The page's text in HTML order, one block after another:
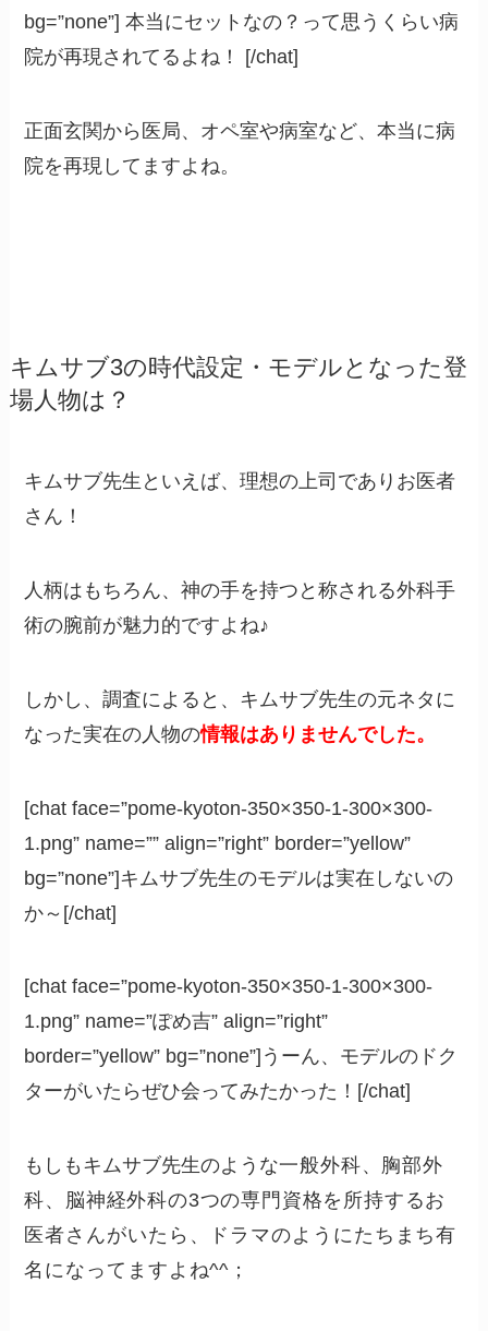
bg=”none”] 本当にセットなの？って思うくらい病
院が再現されてるよね！ [/chat]
正面玄関から医局、オペ室や病室など、本当に病
院を再現してますよね。
キムサブ3の時代設定・モデルとなった登
場人物は？
キムサブ先生といえば、理想の上司でありお医者
さん！
人柄はもちろん、神の手を持つと称される外科手
術の腕前が魅力的ですよね♪
しかし、調査によると、キムサブ先生の元ネタに
なった実在の人物の情報はありませんでした。
[chat face=”pome-kyoton-350×350-1-300×300-
1.png” name=”” align=”right” border=”yellow”
bg=”none”]キムサブ先生のモデルは実在しないの
か～[/chat]
[chat face=”pome-kyoton-350×350-1-300×300-
1.png” name=”ぽめ吉” align=”right”
border=”yellow” bg=”none”]うーん、モデルのドク
ターがいたらぜひ会ってみたかった！[/chat]
もしもキムサブ先生のような一般外科、胸部外
科、脳神経外科の3つの専門資格を所持するお
医者さんがいたら、ドラマのようにたちまち有
名になってますよね^^；